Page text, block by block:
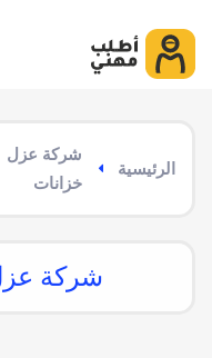
الرئيسية
شركة عزل
خزانات
شركة